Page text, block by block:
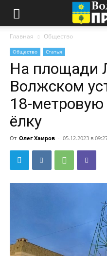
Главная Общество
Общество Статья
На площади
Волжском
18-
ёлку
От Олег Хаиров - 05.12.2023 в